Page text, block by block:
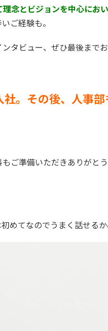
念とビジョンを中心にお
ご経験も。
タビュー、ぜひ最後まで
。その後、人事部
ご準備いただきありがと
めてなのでうまく話せるか